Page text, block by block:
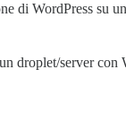
di WordPress
droplet/server